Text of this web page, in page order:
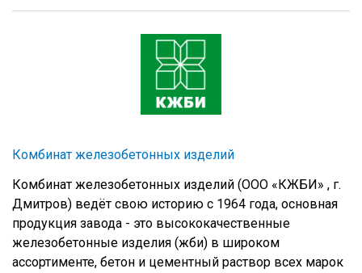
Комбинат железобетонных изделий
Комбинат железобетонных изделий (ООО «КЖБИ» , г.
Дмитров) ведёт свою историю с 1964 года, основная
продукция завода - это высококачественные
железобетонные изделия (жби) в широком
ассортименте, бетон и цементный раствор всех марок